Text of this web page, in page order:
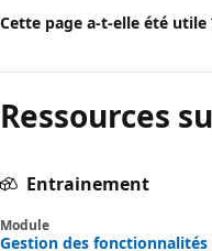
Cette page a-t-elle été utile
Ressources
Entrainement
Module
Gestion des fonctionnalités